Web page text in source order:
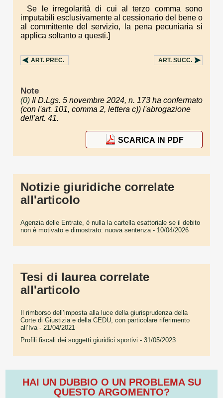
Se le irregolarità di cui al terzo comma sono
imputabili esclusivamente al cessionario del bene o
al committente del servizio, la pena pecuniaria si
applica soltanto a questi.]
ART. PREC. ART. SUCC.
Note
(0) Il D.Lgs. 5 novembre 2024, n. 173 ha confermato
(con l'art. 101, comma 2, lettera c)) l'abrogazione
dell'art. 41.
SCARICA IN PDF
Notizie giuridiche correlate
all'articolo
Agenzia delle Entrate, è nulla la cartella esattoriale se il debito
non è motivato e dimostrato: nuova sentenza - 10/04/2026
Tesi di laurea correlate
all'articolo
Il rimborso dell’imposta alla luce della giurisprudenza della
Corte di Giustizia e della CEDU, con particolare riferimento
all’Iva - 21/04/2021
Profili fiscali dei soggetti giuridici sportivi - 31/05/2023
HAI UN DUBBIO O UN PROBLEMA SU
QUESTO ARGOMENTO?